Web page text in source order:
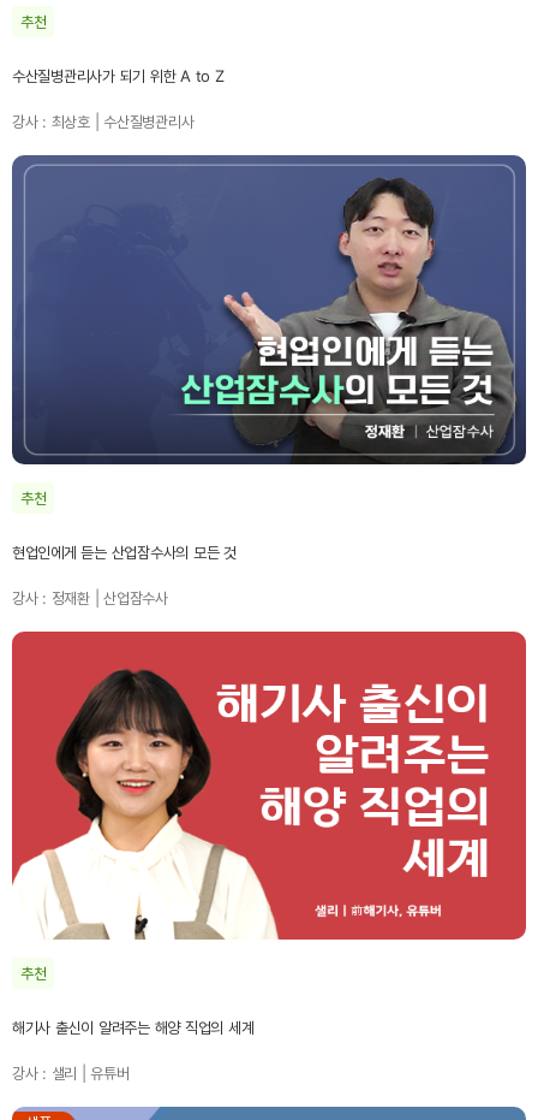
추천
수산질병관리사가 되기 위한 A to Z
강사 : 최상호 | 수산질병관리사
추천
현업인에게 듣는 산업잠수사의 모든 것
강사 : 정재환 | 산업잠수사
추천
해기사 출신이 알려주는 해양 직업의 세계
강사 : 샐리 | 유튜버